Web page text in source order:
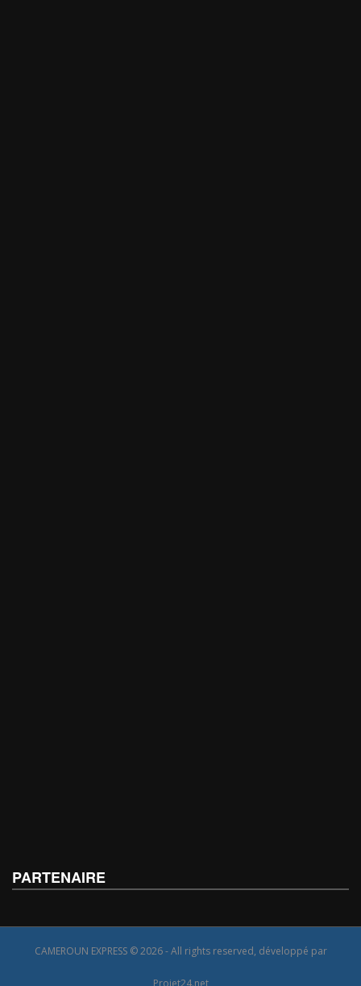
PARTENAIRE
CAMEROUN EXPRESS © 2026 - All rights reserved, développé par